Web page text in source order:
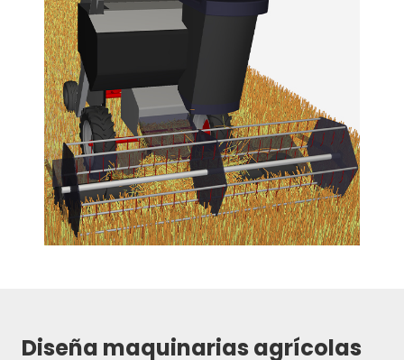
Diseña maquinarias agrícolas